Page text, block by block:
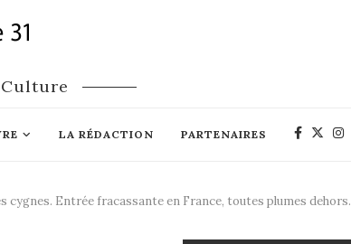
LA RÉDACTION PARTENAIRES
Entrée fracassante en France, toutes plumes dehors.